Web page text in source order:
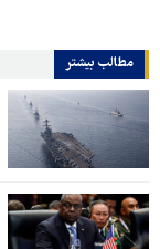
مطالب بیشتر